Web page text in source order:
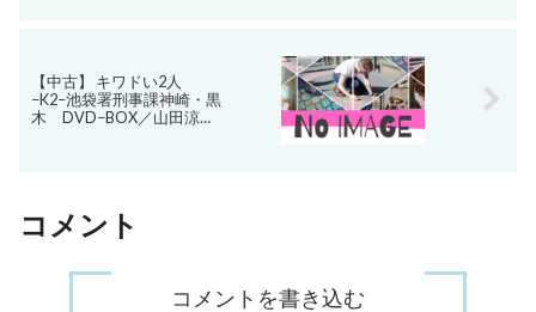
【中古】 キワドい2人
−K2−池袋署刑事課神崎・黒
木 DVD−BOX／山田涼介,
コメント
コメントを書き込む